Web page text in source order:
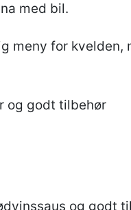
med bil.
meny for
og godt tilbehør
og godt